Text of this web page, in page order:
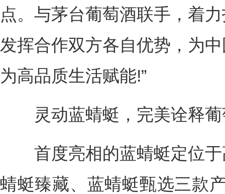
点。与茅台葡萄酒联手，着
发挥合作双方各自优势，为
为高品质生活赋能!”
灵动蓝蜻蜓，完美诠释葡
首度亮相的蓝蜻蜓定位于
蜻蜓臻藏、蓝蜻蜓甄选三款